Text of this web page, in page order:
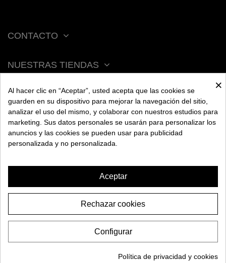
CACHIMBA MEDUSA XIA
AÑADIR A LA CESTA
CONTACTO
NUESTRAS TIENDAS
ACERCA DE BENGALA
AYUDA
×
Al hacer clic en “Aceptar”, usted acepta que las cookies se
guarden en su dispositivo para mejorar la navegación del sitio,
analizar el uso del mismo, y colaborar con nuestros estudios para
marketing. Sus datos personales se usarán para personalizar los
anuncios y las cookies se pueden usar para publicidad
personalizada y no personalizada.
Aceptar
Rechazar cookies
Configurar
Política de privacidad y cookies